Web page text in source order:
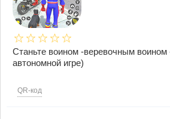
Станьте воином -веревочным воином
автономной игре)
QR-код